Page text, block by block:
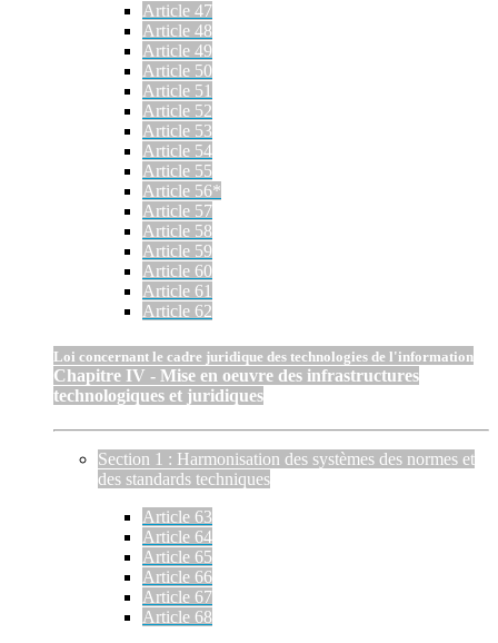
Article 47
Article 48
Article 49
Article 50
Article 51
Article 52
Article 53
Article 54
Article 55
Article 56*
Article 57
Article 58
Article 59
Article 60
Article 61
Article 62
Loi concernant le cadre juridique des technologies de l'information
Chapitre IV - Mise en oeuvre des infrastructures
technologiques et juridiques
Section 1 : Harmonisation des systèmes des normes et
des standards techniques
Article 63
Article 64
Article 65
Article 66
Article 67
Article 68